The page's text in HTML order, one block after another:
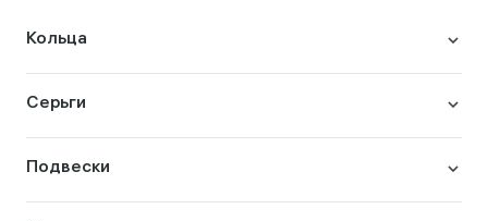
Кольца
Серьги
Подвески